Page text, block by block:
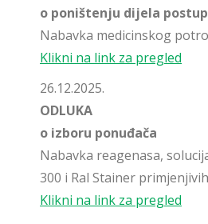
o poništenju dijela
Nabavka medicinskog
Klikni na link za pregled
26.12.2025.
ODLUKA
o izboru ponuđača
Nabavka reagenasa,
300 i Ral Stainer
Klikni na link za pregled